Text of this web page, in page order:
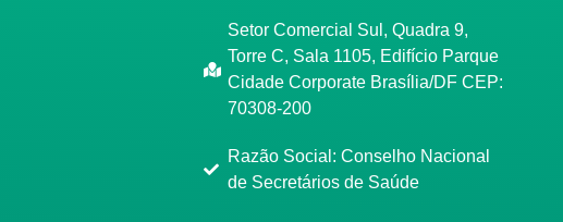
Setor Comercial Sul, Quadra 9,
Torre C, Sala 1105, Edifício Parque
Cidade Corporate Brasília/DF CEP:
70308-200
Razão Social: Conselho Nacional
de Secretários de Saúde